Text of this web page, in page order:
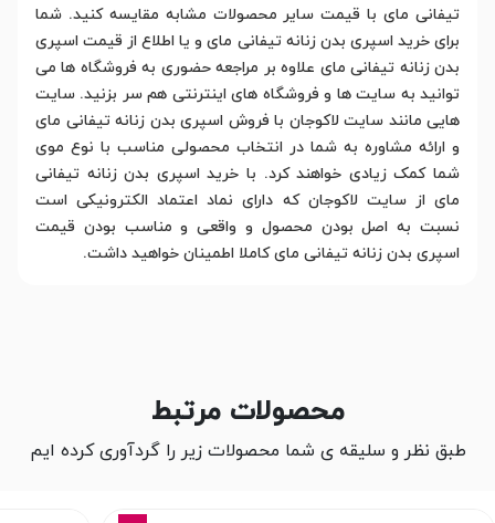
تیفانی مای با قیمت سایر محصولات مشابه مقایسه کنید. شما
برای خرید اسپری بدن زنانه تیفانی مای و یا اطلاع از قیمت اسپری
بدن زنانه تیفانی مای علاوه بر مراجعه حضوری به فروشگاه ها می
توانید به سایت ها و فروشگاه های اینترنتی هم سر بزنید. سایت
هایی مانند سایت لاکوجان با فروش اسپری بدن زنانه تیفانی مای
و ارائه مشاوره به شما در انتخاب محصولی مناسب با نوع موی
شما کمک زیادی خواهند کرد. با خرید اسپری بدن زنانه تیفانی
مای از سایت لاکوجان که دارای نماد اعتماد الکترونیکی است
نسبت به اصل بودن محصول و واقعی و مناسب بودن قیمت
اسپری بدن زنانه تیفانی مای کاملا اطمینان خواهید داشت.
محصولات مرتبط
طبق نظر و سلیقه ی شما محصولات زیر را گردآوری کرده ایم